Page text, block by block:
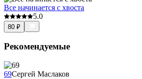
Все начинается с хвоста
5.0
80 ₽
Рекомендуемые
69Сергей Маслаков